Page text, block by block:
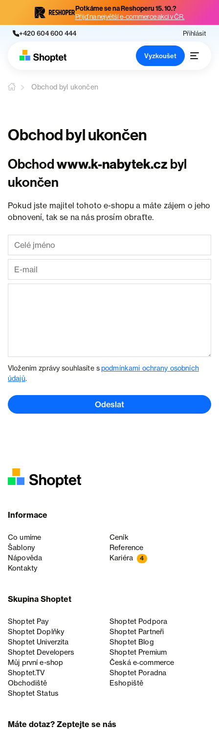
Potkáme se na Reshoperu 15. 10.?
Přijď na největší e-commerce akci v ČR.
+420 604 600 444 Přihlásit
Vyzkoušet
Obchod byl ukončen
Obchod byl ukončen
Obchodwww.k-nabytek.cz byl
ukončen
Pokud jste majitel tohoto e-shopu a máte zájem o jeho
obnovení, tak se na nás prosím obraťte.
Vložením zprávy souhlasíte spodmínkami ochrany osobních
údajů.
Odeslat
Informace
Co umíme
Ceník
Šablony
Reference
Nápověda
Kariéra 4
Kontakty
Skupina Shoptet
Shoptet Pay
Shoptet Podpora
Shoptet Doplňky
Shoptet Partneři
Shoptet Univerzita
Shoptet Blog
Shoptet Developers
Shoptet Premium
Můj první e-shop
Česká e‑commerce
Shoptet.TV
Shoptet Poradna
Obchodiště
Eshopiště
Shoptet Status
Máte dotaz? Zeptejte se nás